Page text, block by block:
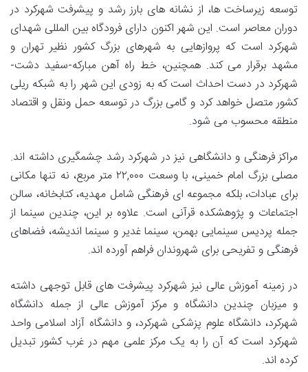
توسعه زیرساخت ها، از نشانه های بارز رشد و پیشرفت شهرکرد در
دوران معاصر است. این شهر اکنون دارای فرودگاه بین المللی شهدای
شهرکرد است که پروازهایی به شهرهای بزرگ کشور نظیر تهران و
مشهد برقرار می کند. همچنین، خط راه آهن مبارکه-سفید دشت-
شهرکرد در دست احداث است که به زودی این شهر را به شبکه ریلی
کشور متصل خواهد کرد و گامی بزرگ در توسعه حمل ونقل و اقتصاد
منطقه محسوب می شود.
مراکز فرهنگی و دانشگاهی نیز در شهرکرد رشد چشمگیری داشته اند.
مصلی بزرگ امام خمینی، با وسعت ۲۲,۰۰۰ متر مربع، نه تنها مکانی
برای عبادات، بلکه مجموعه ای فرهنگی شامل مهدیه، کتابخانه، سالن
اجتماعات و پژوهشکده قرآنی است. علاوه بر این، چندین سینما از
جمله پردیس سینمایی بهمن، سینما غدیر و سینما اندیشه، فضاهای
فرهنگی و تفریحی برای شهروندان فراهم آورده اند.
در زمینه آموزش عالی نیز شهرکرد پیشرفت های قابل توجهی داشته
و میزبان چندین دانشگاه و مرکز آموزش عالی از جمله دانشگاه
شهرکرد، دانشگاه علوم پزشکی شهرکرد، و دانشگاه آزاد اسلامی واحد
شهرکرد است که آن را به یک مرکز علمی مهم در غرب کشور تبدیل
کرده اند.